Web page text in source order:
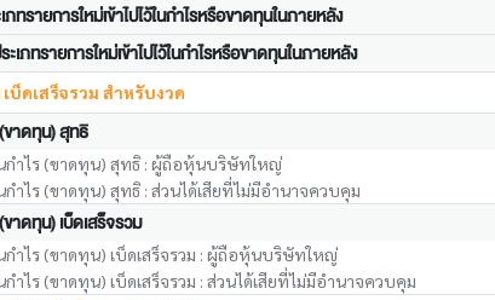
ทรายการใหม่เข้าไปไว้ในกำไรหรือขาดทุนในภายหลัง
เภทรายการใหม่เข้าไปไว้ในกำไรหรือขาดทุนในภายหลัง
บ็ดเสร็จรวม สำหรับงวด
ขาดทุน) สุทธิ
กำไร (ขาดทุน) สุทธิ : ผู้ถือหุ้นบริษัทใหญ่
ำไร (ขาดทุน) สุทธิ : ส่วนได้เสียที่ไม่มีอำนาจควบคุม
าดทุน) เบ็ดเสร็จรวม
ำไร (ขาดทุน) เบ็ดเสร็จรวม : ผู้ถือหุ้นบริษัทใหญ่
ำไร (ขาดทุน) เบ็ดเสร็จรวม : ส่วนได้เสียที่ไม่มีอำนาจควบคุม